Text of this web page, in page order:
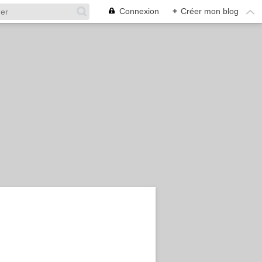
Connexion + Créer mon blog